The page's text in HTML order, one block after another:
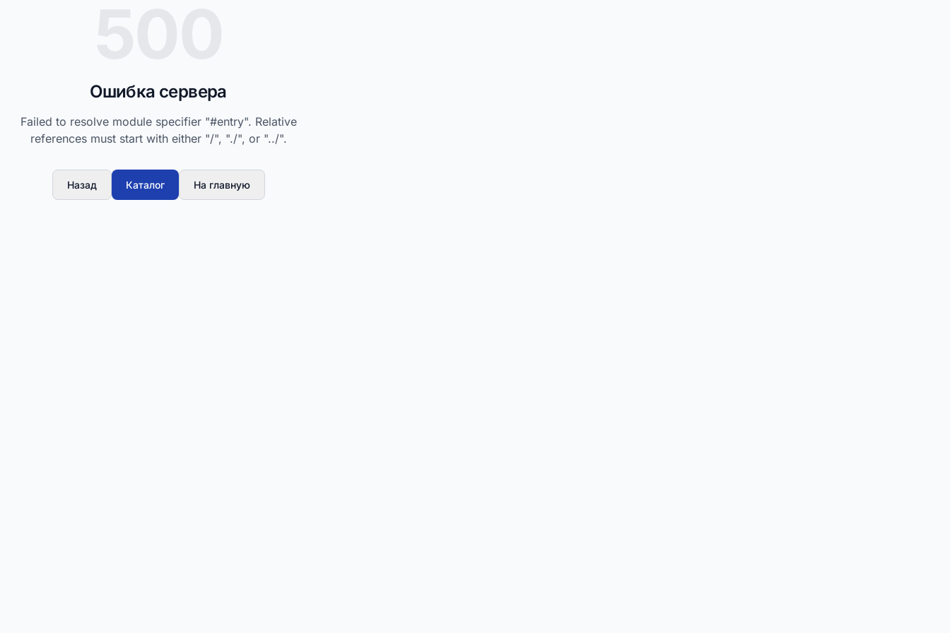
Ошибка сервера
Failed to resolve module specifier "#entry". Relative
references must start with either "/", "./", or "../".
Назад Каталог На главную